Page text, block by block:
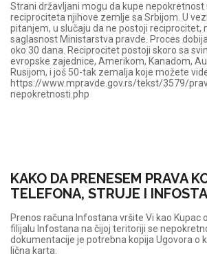
Strani državljani mogu da kupe nepokretnost
reciprociteta njihove zemlje sa Srbijom. U
pitanjem, u slučaju da ne postoji reciprocitet,
saglasnost Ministarstva pravde. Proces
oko 30 dana. Reciprocitet postoji skoro sa
evropske zajednice, Amerikom, Kanadom,
Rusijom, i još 50-tak zemalja koje možete
https://www.mpravde.gov.rs/tekst/3579/
nepokretnosti.php
KAKO DA PRENESEM PRAVA
TELEFONA, STRUJE I
Prenos računa Infostana vršite Vi kao Kupac
filijalu Infostana na čijoj teritoriji se
dokumentacije je potrebna kopija Ugovora o
lična karta.